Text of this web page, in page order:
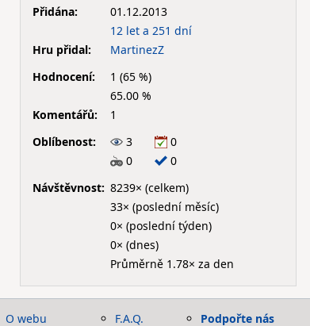
Přidána:
01.12.2013
12 let a 251 dní
Hru přidal:
MartinezZ
Hodnocení:
1 (65 %)
65.00 %
Komentářů:
1
Oblíbenost:
3
0
0
0
Návštěvnost: 8239× (celkem)
33× (poslední měsíc)
0× (poslední týden)
0× (dnes)
Průměrně 1.78× za den
O webu F.A.Q. Podpořte nás